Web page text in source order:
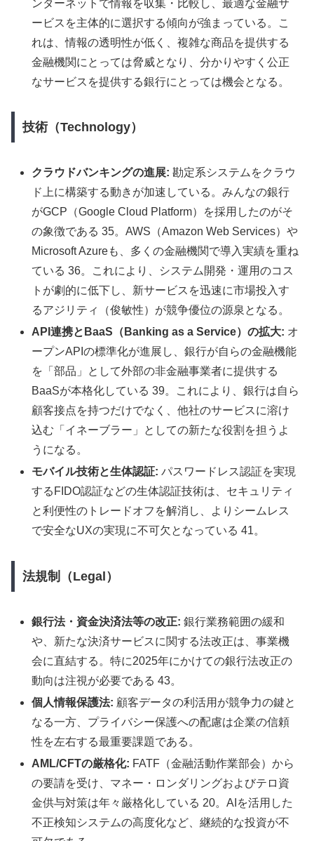
ンターネットで情報を収集・比較し、最適な金融サ
ービスを主体的に選択する傾向が強まっている。こ
れは、情報の透明性が低く、複雑な商品を提供する
金融機関にとっては脅威となり、分かりやすく公正
なサービスを提供する銀行にとっては機会となる。
技術（Technology）
クラウドバンキングの進展: 勘定系システムをクラウ
ド上に構築する動きが加速している。みんなの銀行
がGCP（Google Cloud Platform）を採用したのがそ
の象徴である 35。AWS（Amazon Web Services）や
Microsoft Azureも、多くの金融機関で導入実績を重ね
ている 36。これにより、システム開発・運用のコス
トが劇的に低下し、新サービスを迅速に市場投入す
るアジリティ（俊敏性）が競争優位の源泉となる。
API連携とBaaS（Banking as a Service）の拡大: オ
ープンAPIの標準化が進展し、銀行が自らの金融機能
を「部品」として外部の非金融事業者に提供する
BaaSが本格化している 39。これにより、銀行は自ら
顧客接点を持つだけでなく、他社のサービスに溶け
込む「イネーブラー」としての新たな役割を担うよ
うになる。
モバイル技術と生体認証: パスワードレス認証を実現
するFIDO認証などの生体認証技術は、セキュリティ
と利便性のトレードオフを解消し、よりシームレス
で安全なUXの実現に不可欠となっている 41。
法規制（Legal）
銀行法・資金決済法等の改正: 銀行業務範囲の緩和
や、新たな決済サービスに関する法改正は、事業機
会に直結する。特に2025年にかけての銀行法改正の
動向は注視が必要である 43。
個人情報保護法: 顧客データの利活用が競争力の鍵と
なる一方、プライバシー保護への配慮は企業の信頼
性を左右する最重要課題である。
AML/CFTの厳格化: FATF（金融活動作業部会）から
の要請を受け、マネー・ロンダリングおよびテロ資
金供与対策は年々厳格化している 20。AIを活用した
不正検知システムの高度化など、継続的な投資が不